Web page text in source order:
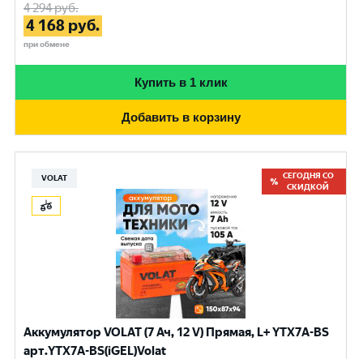
4 294руб.
4 168 руб.
при обмене
Купить в 1 клик
Добавить в корзину
VOLAT
СЕГОДНЯ СО
СКИДКОЙ
Аккумулятор VOLAT (7 Ач, 12 V) Прямая, L+ YTX7A-BS
арт.YTX7A-BS(iGEL)Volat